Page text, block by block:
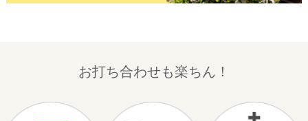
お打ち合わせも楽ちん！